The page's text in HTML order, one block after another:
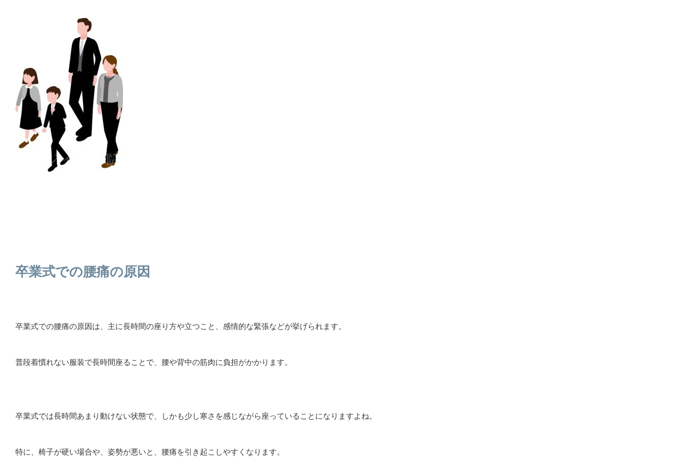
卒業式での腰痛の原因
卒業式での腰痛の原因は、主に長時間の座り方や立つこと、感情的な緊張などが挙げられます。
普段着慣れない服装で長時間座ることで、腰や背中の筋肉に負担がかかります。
卒業式では長時間あまり動けない状態で、しかも少し寒さを感じながら座っていることになりますよね。
特に、椅子が硬い場合や、姿勢が悪いと、腰痛を引き起こしやすくなります。